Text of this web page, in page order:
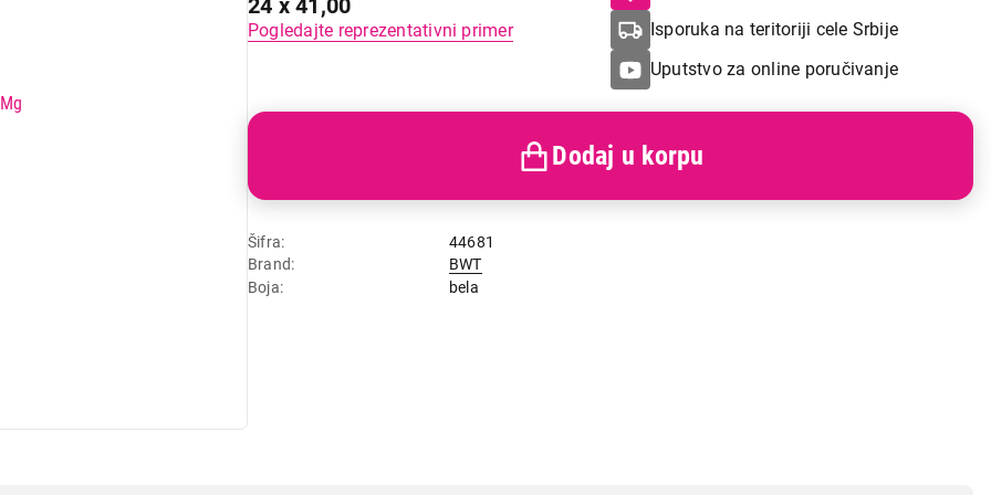
24 x 41,00
Pogledajte reprezentativni primer
Isporuka na teritoriji cele Srbije
Uputstvo za online poručivanje
Šifra
44681
Brand
BWT
Boja
bela
Dodaj u korpu